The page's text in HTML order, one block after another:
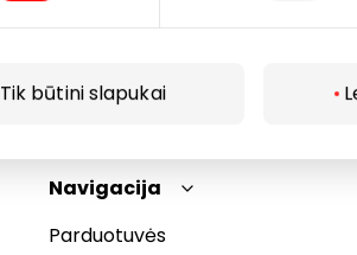
Tik būtini slapukai
Navigacija
Parduotuvės